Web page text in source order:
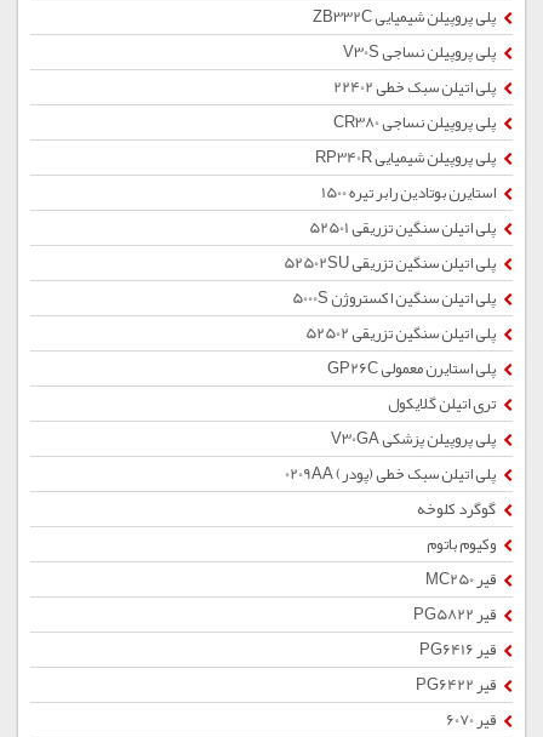
پلی پروپیلن شیمیایی ZB332C
پلی پروپیلن نساجی V30S
پلی اتیلن سبک خطی 22402
پلی پروپیلن نساجی CR380
پلی پروپیلن شیمیایی RP340R
استایرن بوتادین رابر تیره 1500
پلی اتیلن سنگین تزریقی 52501
پلی اتیلن سنگین تزریقی 52502SU
پلی اتیلن سنگین اکستروژن 5000S
پلی اتیلن سنگین تزریقی 52502
پلی استایرن معمولی GP26C
تری اتیلن گلایکول
پلی پروپیلن پزشکی V30GA
پلی اتیلن سبک خطی (پودر) 0209AA
گوگرد کلوخه
وکیوم باتوم
قیر MC250
قیر PG5822
قیر PG6416
قیر PG6422
قیر 6070